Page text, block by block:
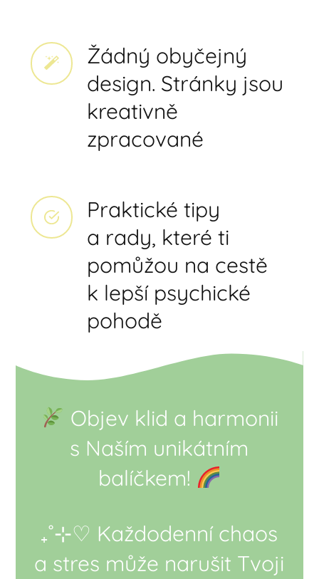
Žádný obyčejný
design. Stránky jsou
kreativně
zpracované
Praktické tipy
a rady, které ti
pomůžou na cestě
k lepší psychické
pohodě
Objev klid a harmonii
s Naším unikátním
balíčkem!
₊˚⊹♡ Každodenní chaos
a stres může narušit Tvoji